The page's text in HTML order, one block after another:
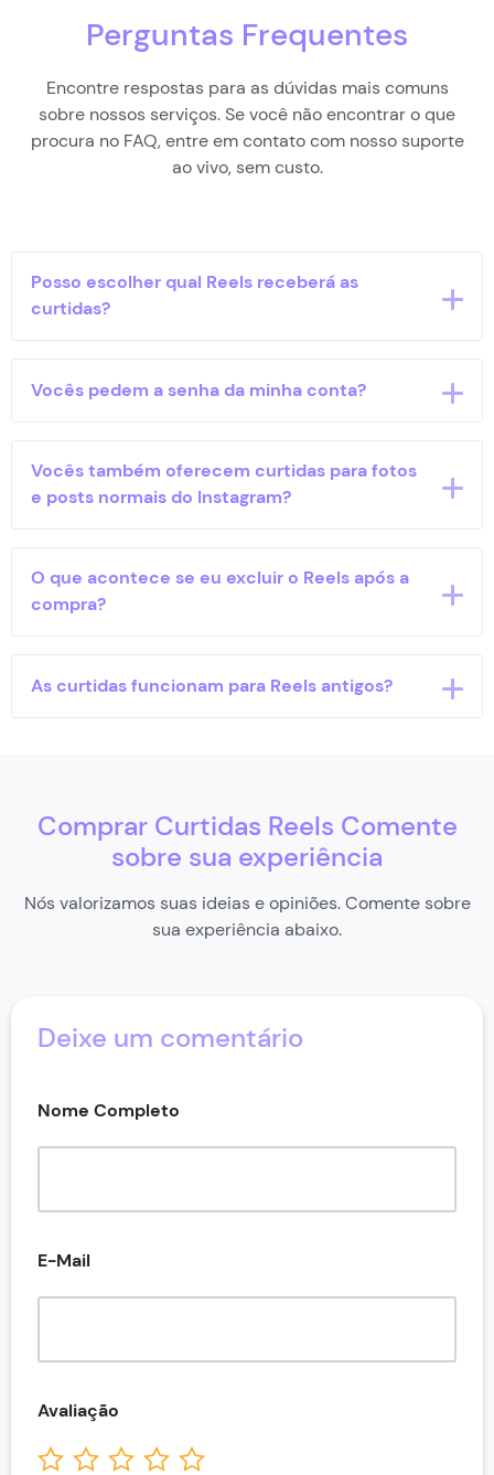
Perguntas Frequentes
Encontre respostas para as dúvidas mais comuns
sobre nossos serviços. Se você não encontrar o que
procura no FAQ, entre em contato com nosso suporte
ao vivo, sem custo.
Posso escolher qual Reels receberá as
curtidas?
Sim! Basta colocar o link do Reels específico que
Vocês pedem a senha da minha conta?
Nunca. Todo o processo é feito de forma segura
usando apenas o link do seu Reels, sem necessidade
Vocês também oferecem curtidas para fotos
e posts normais do Instagram?
Sim! Além dos nossos pacotes para Reels,
oferecemos serviços completos para todos os tipos
O que acontece se eu excluir o Reels após a
compra?
Recomendamos manter o Reels ativo para preservar
As curtidas funcionam para Reels antigos?
O importante é que o conteúdo ainda esteja
público.
Comprar Curtidas Reels Comente
sobre sua experiência
Nós valorizamos suas ideias e opiniões. Comente sobre
sua experiência abaixo.
Deixe um comentário
Nome Completo
E-Mail
Avaliação